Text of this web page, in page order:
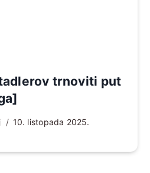
trnoviti put
10. listopada 2025.